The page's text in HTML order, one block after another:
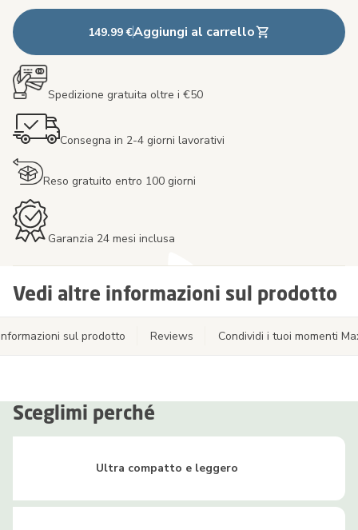
149.99 €Aggiungi al carrello
Spedizione gratuita oltre i €50
Consegna in 2-4 giorni lavorativi
Reso gratuito entro 100 giorni
Garanzia 24 mesi inclusa
Vedi altre informazioni sul prodotto
sul prodotto Reviews Condividi i tuoi momenti
Sceglimi perché
Ultra compatto e leggero